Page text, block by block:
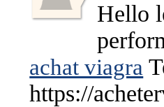
Hello
achat viagra
https://